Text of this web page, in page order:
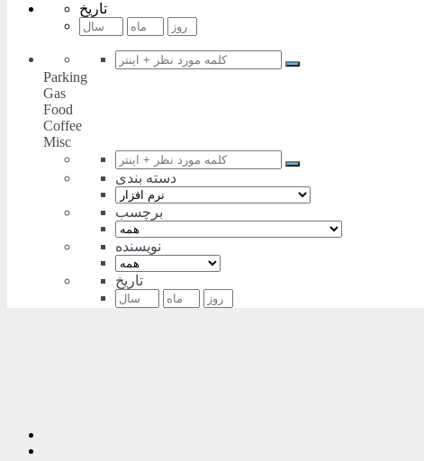
تاریخ
Parking
Gas
Food
Coffee
Misc
دسته بندی
برچسب
نویسنده
تاریخ